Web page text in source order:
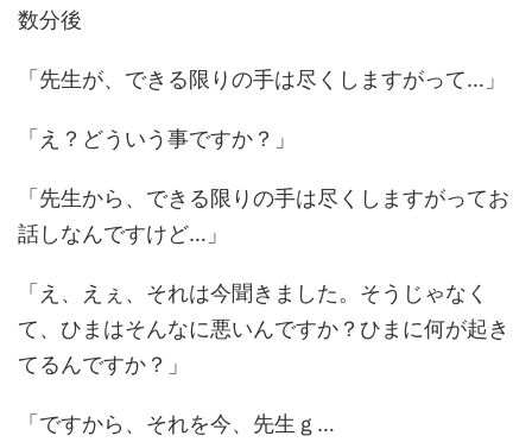
数分後
「先生が、できる限りの手は尽くしますがって…」
「え？どういう事ですか？」
「先生から、できる限りの手は尽くしますがってお
話しなんですけど…」
「え、えぇ、それは今聞きました。そうじゃなく
て、ひまはそんなに悪いんですか？ひまに何が起き
てるんですか？」
「ですから、それを今、先生ｇ…